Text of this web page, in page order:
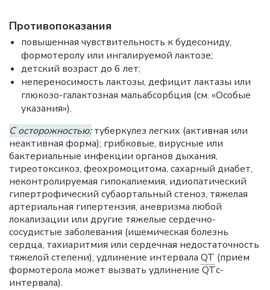
Противопоказания
повышенная чувствительность к будесониду,
формотеролу или ингалируемой лактозе;
детский возраст до 6 лет;
непереносимость лактозы, дефицит лактазы или
глюкозо-галактозная мальабсорбция (см. «Особые
указания»).
С осторожностью:туберкулез легких (активная или
неактивная форма); грибковые, вирусные или
бактериальные инфекции органов дыхания,
тиреотоксикоз, феохромоцитома, сахарный диабет,
неконтролируемая гипокалиемия, идиопатический
гипертрофический субаортальный стеноз, тяжелая
артериальная гипертензия, аневризма любой
локализации или другие тяжелые сердечно-
сосудистые заболевания (ишемическая болезнь
сердца, тахиаритмия или сердечная недостаточность
тяжелой степени), удлинение интервала QT (прием
формотерола может вызвать удлинение QTс-
интервала).